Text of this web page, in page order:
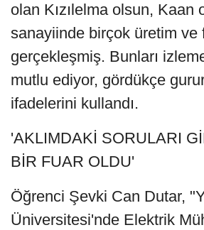
olan Kızılelma olsun, Kaan
sanayiinde birçok üretim ve
gerçekleşmiş. Bunları
mutlu ediyor, gördükçe
ifadelerini kullandı.
'AKLIMDAKİ SORULARI
BİR FUAR OLDU'
Öğrenci Şevki Can Dutar,
Üniversitesi'nde Elektrik